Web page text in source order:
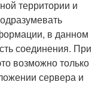
территории и
в данном
соединения. При
возможно только
сервера и